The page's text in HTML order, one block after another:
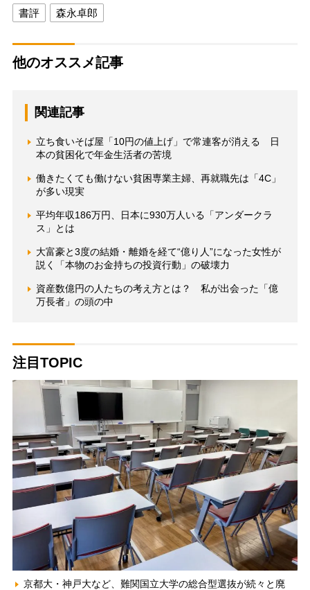
書評 森永卓郎
他のオススメ記事
関連記事
立ち食いそば屋「10円の値上げ」で常連客が消える 日
本の貧困化で年金生活者の苦境
働きたくても働けない貧困専業主婦、再就職先は「4C」
が多い現実
平均年収186万円、日本に930万人いる「アンダークラ
ス」とは
大富豪と3度の結婚・離婚を経て“億り人”になった女性が
説く「本物のお金持ちの投資行動」の破壊力
資産数億円の人たちの考え方とは？ 私が出会った「億
万長者」の頭の中
注目TOPIC
京都大・神戸大など、難関国立大学の総合型選抜が続々と廃